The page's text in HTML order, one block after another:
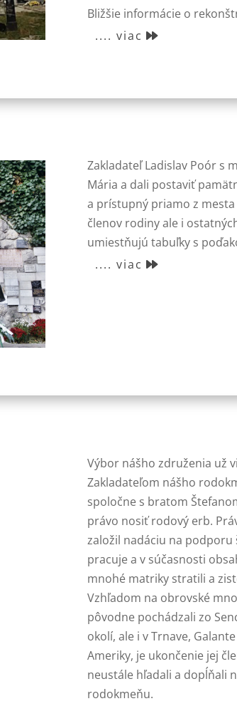
Bližšie informácie o
.... viac
Zakladateľ Ladislav Poór s
Mária a dali postaviť
a prístupný priamo z
členov rodiny ale i
umiestňujú tabuľky s
.... viac
Výbor nášho združenia už
Zakladateľom nášho
spoločne s bratom
právo nosiť rodový erb.
založil nadáciu na
pracuje a v súčasnosti
mnohé matriky stratili a
Vzhľadom na obrovské
pôvodne pochádzali zo
okolí, ale i v Trnave,
Ameriky, je ukončenie jej
neustále hľadali a dopĺňali
rodokmeňu.